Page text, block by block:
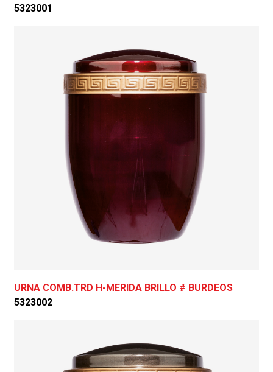
5323001
URNA COMB.TRD H-MERIDA BRILLO # BURDEOS
5323002